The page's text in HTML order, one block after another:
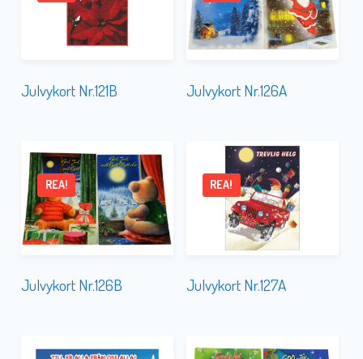
Julvykort Nr.121B Julvykort Nr.126A
Julvykort Nr.126B
REA!
Julvykort Nr.127A
REA!